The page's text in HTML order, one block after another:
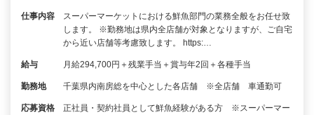
仕事内容
スーパーマーケットにおける鮮魚部門の業務全般をお任せ致
します。 ※勤務地は県内全店舗が対象となりますが、ご自宅
から近い店舗等考慮致します。 https:…
給与 月給294,700円＋残業手当＋賞与年2回＋各種手当
勤務地 千葉県内南房総を中心とした各店舗 ※全店舗 車通勤可
応募資格
正社員・契約社員として鮮魚経験がある方 ※スーパーマー